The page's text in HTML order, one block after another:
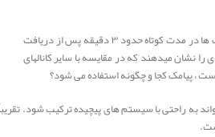
اگر به آمار نگاهی بیاندازید دلیلش را می فهمید ۹۸٪ پیامک ها در مدت کوتاه حدود ۳ دقیقه پس از دریافت
پیامک ها نیز میزان پاسخ دهی ۴۵ درصدی را نشان میدهند که در مقایسه با سایر کانالهای
، پیامک کجا و چگونه استفاده می شود؟
به راحتی با سیستم های پیچیده ترکیب شود.